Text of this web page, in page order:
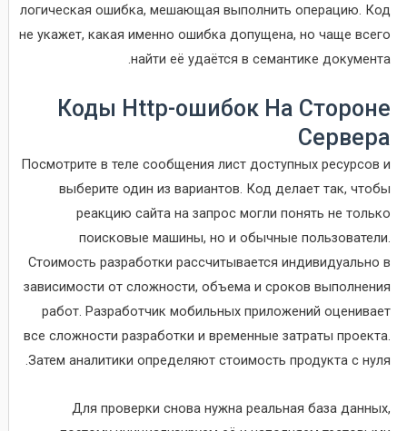
логическая ошибка, мешающая выполнить операцию. Код
не укажет, какая именно ошибка допущена, но чаще всего
найти её удаётся в семантике документа.
Коды Http-ошибок На Стороне
Сервера
Посмотрите в теле сообщения лист доступных ресурсов и
выберите один из вариантов. Код делает так, чтобы
реакцию сайта на запрос могли понять не только
поисковые машины, но и обычные пользователи.
Стоимость разработки рассчитывается индивидуально в
зависимости от сложности, объема и сроков выполнения
работ. Разработчик мобильных приложений оценивает
все сложности разработки и временные затраты проекта.
Затем аналитики определяют стоимость продукта с нуля.
Для проверки снова нужна реальная база данных,